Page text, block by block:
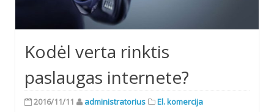
Kodėl verta rinktis
paslaugas internete?
2016/11/11 administratorius El. komercija